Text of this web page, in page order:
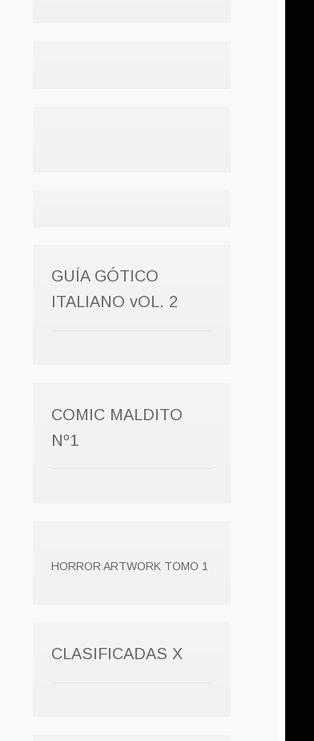
GUÍA GÓTICO
ITALIANO vOL. 2
COMIC MALDITO
Nº1
HORROR ARTWORK TOMO 1
CLASIFICADAS X